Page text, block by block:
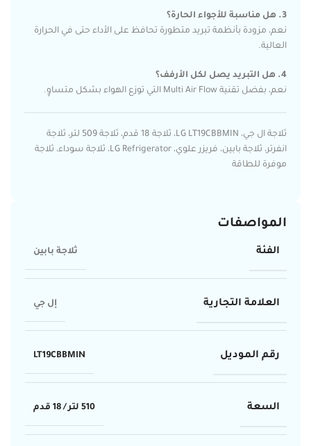
3. هل مناسبة للأجواء الحارة؟
نعم، مزودة بأنظمة تبريد متطورة تحافظ على الأداء حتى في الحرارة
العالية.
4. هل التبريد يصل لكل الأرفف؟
نعم، بفضل تقنية Multi Air Flow التي توزع الهواء بشكل متساوٍ.
ثلاجة ال جي، LG LT19CBBMIN، ثلاجة 18 قدم، ثلاجة 509 لتر، ثلاجة
انفرتر، ثلاجة بابين، فريزر علوي، LG Refrigerator، ثلاجة سوداء، ثلاجة
موفرة للطاقة
المواصفات
الفئة ثلاجة بابين
العلامة التجارية إل جي
رقم الموديل LT19CBBMIN
السعة 510 لتر / 18 قدم